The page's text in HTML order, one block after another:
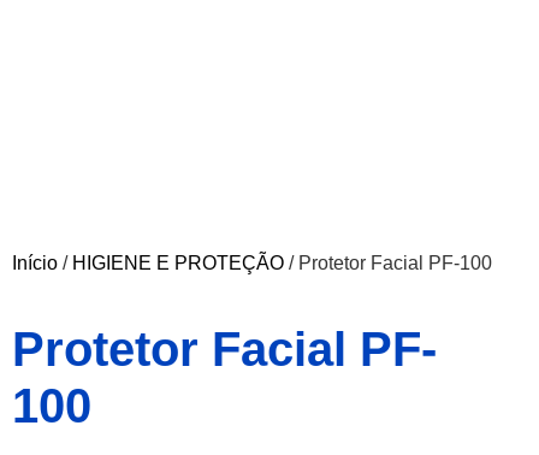
Início / HIGIENE E PROTEÇÃO / Protetor Facial PF-100
Protetor Facial PF-
100